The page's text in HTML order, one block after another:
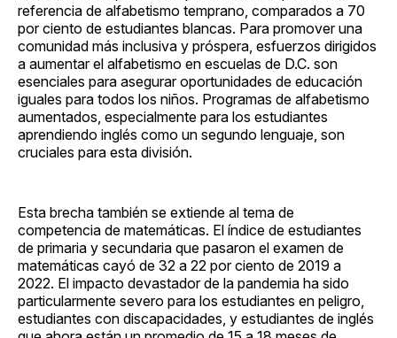
referencia de alfabetismo temprano, comparados a 70
por ciento de estudiantes blancas. Para promover una
comunidad más inclusiva y próspera, esfuerzos dirigidos
a aumentar el alfabetismo en escuelas de D.C. son
esenciales para asegurar oportunidades de educación
iguales para todos los niños. Programas de alfabetismo
aumentados, especialmente para los estudiantes
aprendiendo inglés como un segundo lenguaje, son
cruciales para esta división.
Esta brecha también se extiende al tema de
competencia de matemáticas. El índice de estudiantes
de primaria y secundaria que pasaron el examen de
matemáticas cayó de 32 a 22 por ciento de 2019 a
2022. El impacto devastador de la pandemia ha sido
particularmente severo para los estudiantes en peligro,
estudiantes con discapacidades, y estudiantes de inglés